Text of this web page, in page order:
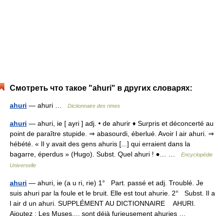
Смотреть что такое "ahuri" в других словарях:
ahuri — ahuri … Dictionnaire des rimes
ahuri — ahuri, ie [ ayri ] adj. • de ahurir ♦ Surpris et déconcerté au
point de paraître stupide. ⇒ abasourdi, éberlué. Avoir l air ahuri. ⇒
hébété. « Il y avait des gens ahuris [...] qui erraient dans la
bagarre, éperdus » (Hugo). Subst. Quel ahuri ! ●… …
Encyclopédie
Universelle
ahuri — ahuri, ie (a u ri, rie) 1° Part. passé et adj. Troublé. Je
suis ahuri par la foule et le bruit. Elle est tout ahurie. 2° Subst. Il a
l air d un ahuri. SUPPLÉMENT AU DICTIONNAIRE AHURI.
Ajoutez : Les Muses.... sont déjà furieusement ahuries …